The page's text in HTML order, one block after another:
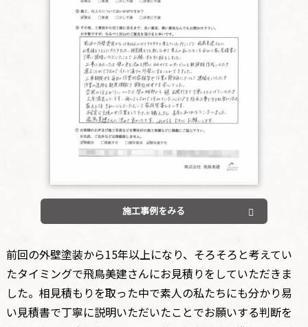
施工事例をみる
前回の外壁塗装から15年以上になり、そろそろと考えてい
たタイミングで飛鳥美建さんにお見積りをしていただきま
した。相見積もりを取った中で素人の私たちにも分かり易
い見積書で丁寧に説明いただいたことでお願いする判断を